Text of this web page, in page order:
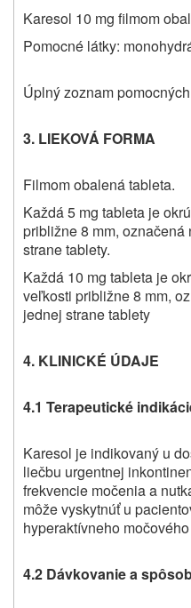
Karesol 10 mg filmom
Pomocné látky:
Úplný zoznam
3. LIEKOVÁ FORMA
Filmom obalená tableta.
Každá 5 mg tableta je
približne 8 mm, označená
strane tablety.
Každá 10 mg tableta je
veľkosti približne 8 mm,
jednej strane tablety
4. KLINICKÉ ÚDAJE
4.1 Terapeutické
Karesol je indikovaný u
liečbu urgentnej
frekvencie močenia a
môže vyskytnúť u
hyperaktívneho
4.2 Dávkovanie a